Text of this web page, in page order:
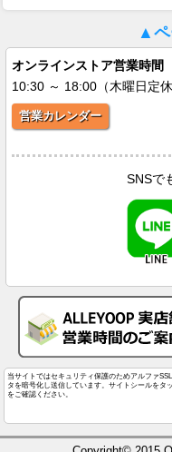
▲ペ
オンラインストア営業時間
10:30 ～ 18:00（木曜日定休
営業カレンダー
SNSで
当サイトではセキュリティ保護のためアルファ
タを暗号化し送信しています。サイトシールをタ
をご確認ください。